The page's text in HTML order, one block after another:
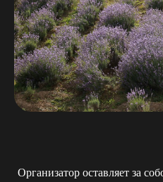
Организатор оставляет за